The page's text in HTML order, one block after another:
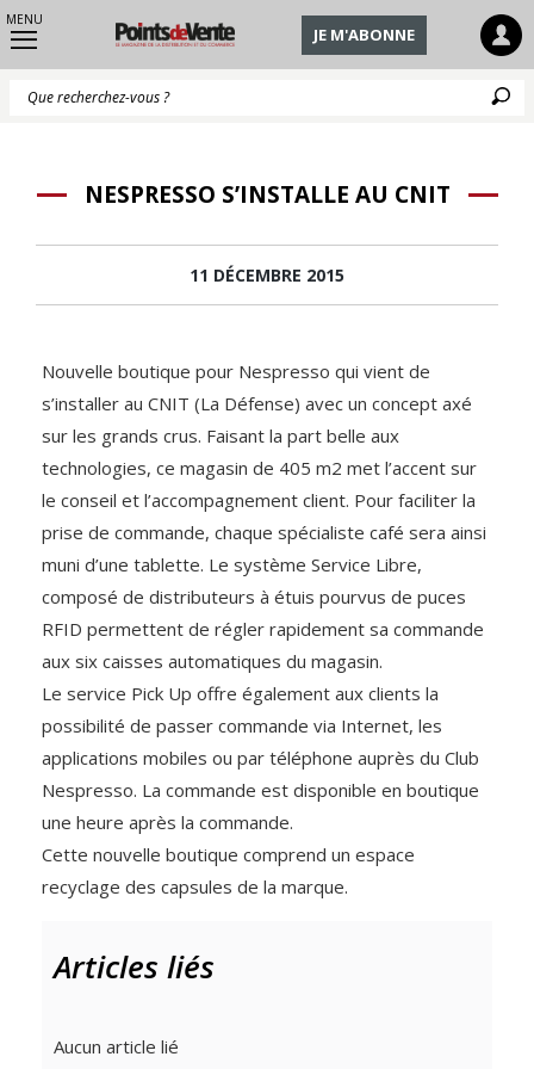
MENU
JE M'ABONNE
NESPRESSO S’INSTALLE AU CNIT
11 DÉCEMBRE 2015
Nouvelle boutique pour Nespresso qui vient de
s’installer au CNIT (La Défense) avec un concept axé
sur les grands crus. Faisant la part belle aux
technologies, ce magasin de 405 m2 met l’accent sur
le conseil et l’accompagnement client. Pour faciliter la
prise de commande, chaque spécialiste café sera ainsi
muni d’une tablette. Le système Service Libre,
composé de distributeurs à étuis pourvus de puces
RFID permettent de régler rapidement sa commande
aux six caisses automatiques du magasin.
Le service Pick Up offre également aux clients la
possibilité de passer commande via Internet, les
applications mobiles ou par téléphone auprès du Club
Nespresso. La commande est disponible en boutique
une heure après la commande.
Cette nouvelle boutique comprend un espace
recyclage des capsules de la marque.
Articles liés
Aucun article lié